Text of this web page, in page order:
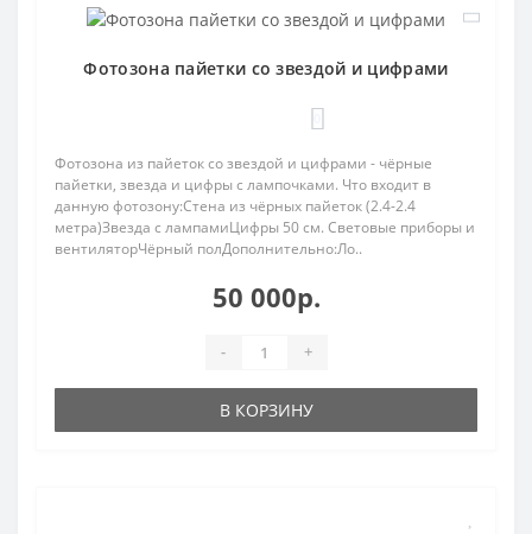
Фотозона пайетки со звездой и цифрами
Фотозона из пайеток со звездой и цифрами - чёрные
пайетки, звезда и цифры с лампочками. Что входит в
данную фотозону:Стена из чёрных пайеток (2.4-2.4
метра)Звезда с лампамиЦифры 50 см. Световые приборы и
вентиляторЧёрный полДополнительно:Ло..
50 000р.
- +
В КОРЗИНУ